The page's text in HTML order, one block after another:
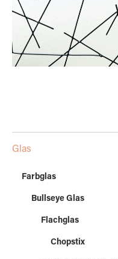
Glas
Farbglas
Bullseye Glas
Flachglas
Chopstix